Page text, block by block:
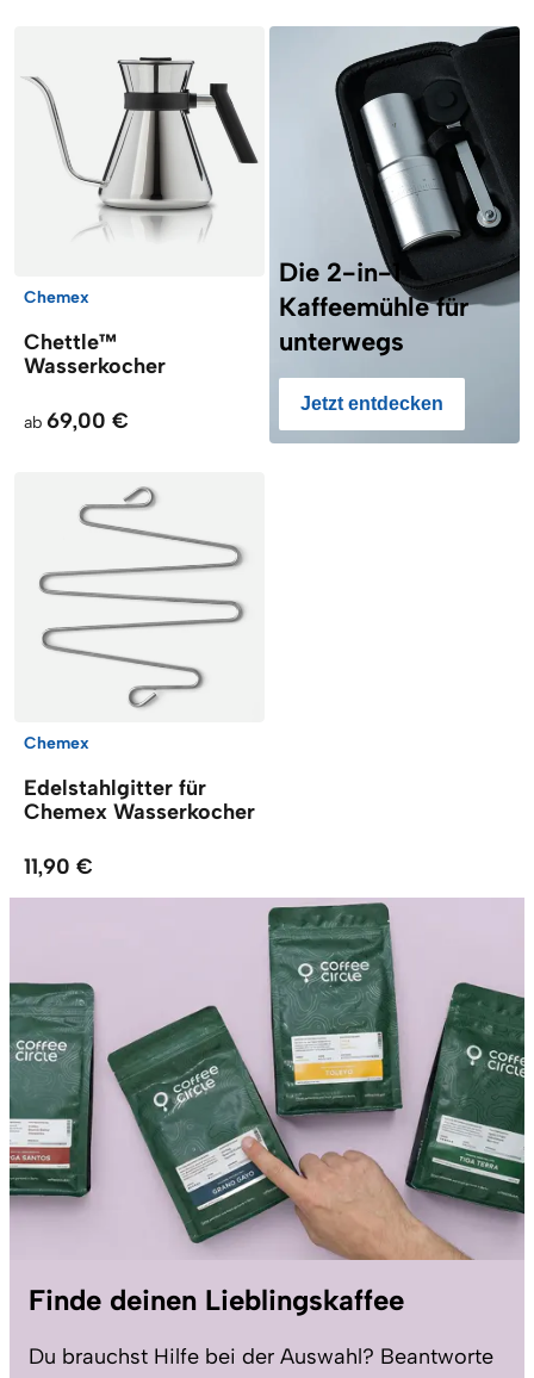
Chemex
Chettle™
Wasserkocher
ab 69,00 €
Die 2-in-1
Kaffeemühle für
unterwegs
Jetzt entdecken
Chemex
Edelstahlgitter für
Chemex Wasserkocher
11,90 €
Finde deinen Lieblingskaffee
Du brauchst Hilfe bei der Auswahl? Beantworte